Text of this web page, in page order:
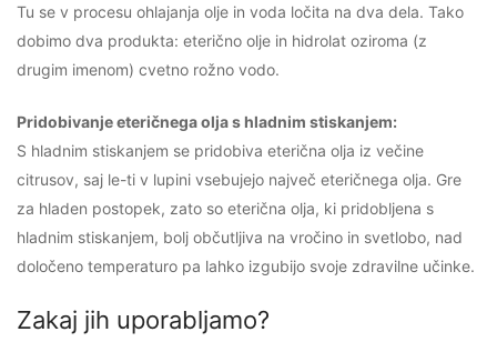
Tu se v procesu ohlajanja olje in voda ločita na dva dela. Tako
dobimo dva produkta: eterično olje in hidrolat oziroma (z
drugim imenom) cvetno rožno vodo.
Pridobivanje eteričnega olja s hladnim stiskanjem:
S hladnim stiskanjem se pridobiva eterična olja iz večine
citrusov, saj le-ti v lupini vsebujejo največ eteričnega olja. Gre
za hladen postopek, zato so eterična olja, ki pridobljena s
hladnim stiskanjem, bolj občutljiva na vročino in svetlobo, nad
določeno temperaturo pa lahko izgubijo svoje zdravilne učinke.
Zakaj jih uporabljamo?